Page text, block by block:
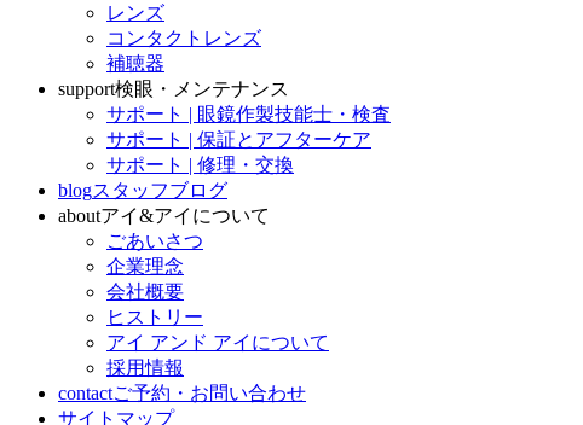
レンズ
コンタクトレンズ
補聴器
support検眼・メンテナンス
サポート | 眼鏡作製技能士・検査
サポート | 保証とアフターケア
サポート | 修理・交換
blogスタッフブログ
aboutアイ&アイについて
ごあいさつ
企業理念
会社概要
ヒストリー
アイ アンド アイについて
採用情報
contactご予約・お問い合わせ
サイトマップ